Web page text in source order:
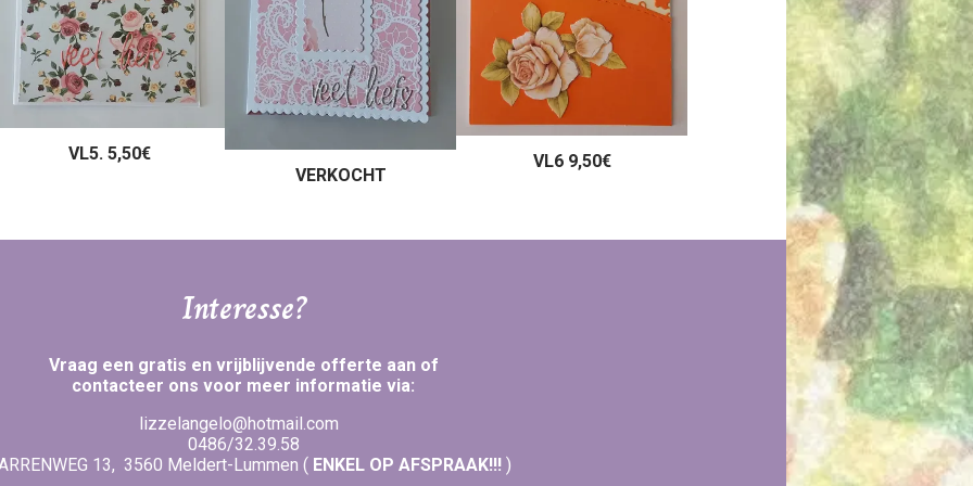
VL5. 5,50€
VERKOCHT
VL6 9,50€
Interesse?
Vraag een gratis en vrijblijvende offerte aan of
contacteer ons voor meer informatie via:
lizzelangelo@hotmail.com
0486/32.39.58
13, 3560 Meldert-Lummen ( ENKEL OP AFSPRAAK!!! )